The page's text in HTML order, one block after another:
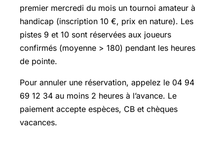
premier mercredi du mois un tournoi amateur à
handicap (inscription 10 €, prix en nature). Les
pistes 9 et 10 sont réservées aux joueurs
confirmés (moyenne > 180) pendant les heures
de pointe.
Pour annuler une réservation, appelez le 04 94
69 12 34 au moins 2 heures à l’avance. Le
paiement accepte espèces, CB et chèques
vacances.